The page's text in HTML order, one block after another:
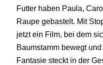
Futter haben Paula,
Raupe gebastelt. Mit
jetzt ein Film, bei dem
Baumstamm bewegt
Fantasie steckt in der